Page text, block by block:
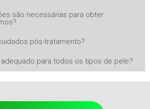
são necessárias para obter
pós-tratamento?
para todos os tipos de pele?